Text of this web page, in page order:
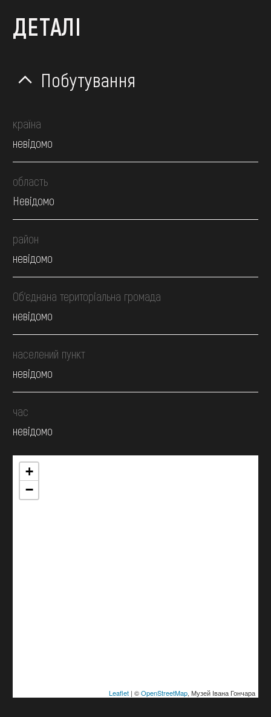
ДЕТАЛІ
Побутування
країна
невідомо
область
Невідомо
район
невідомо
Об’єднана територіальна громада
невідомо
населений пункт
невідомо
час
невідомо
+
−
Leaflet| ©OpenStreetMap, Музей Івана Гончара